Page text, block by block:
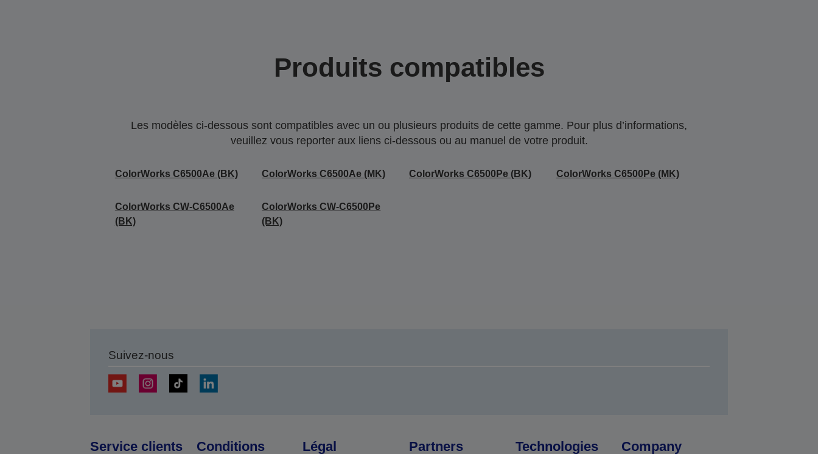
Produits compatibles
Les modèles ci-dessous sont compatibles avec un ou plusieurs produits de cette gamme. Pour plus d’informations,
veuillez vous reporter aux liens ci-dessous ou au manuel de votre produit.
ColorWorks C6500Ae (BK) ColorWorks C6500Ae (MK) ColorWorks C6500Pe (BK) ColorWorks C6500Pe (MK)
ColorWorks CW-C6500Ae
(BK)
ColorWorks CW-C6500Pe
(BK)
Suivez-nous
Service clients
Conditions
Légal Partners Technologies Company